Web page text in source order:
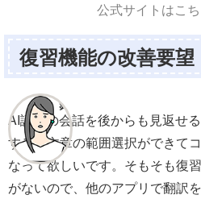
公式サイトはこ
復習機能の改善要望
AI講師の会話を後からも見返せ
すると文章の範囲選択ができて
なって欲しいです。そもそも復
がないので、他のアプリで翻訳